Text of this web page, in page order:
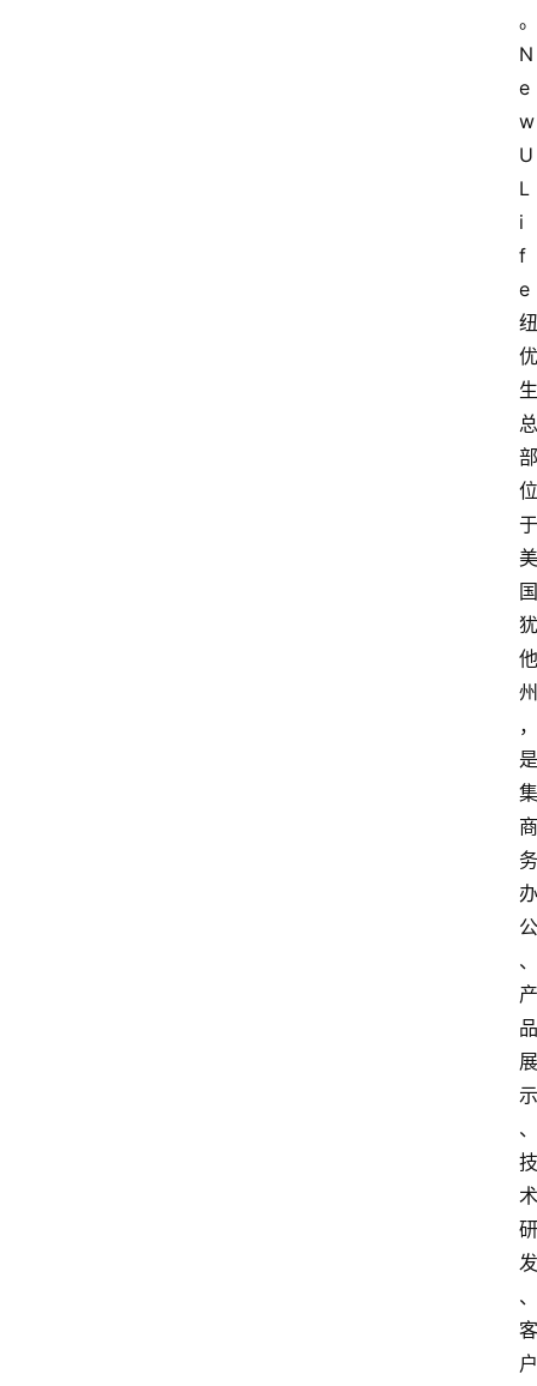
。
N
e
w
U
L
i
f
e
纽
优
生
总
部
位
于
美
国
犹
他
州
，
是
集
商
务
办
公
、
产
品
展
示
、
技
术
研
发
、
客
户